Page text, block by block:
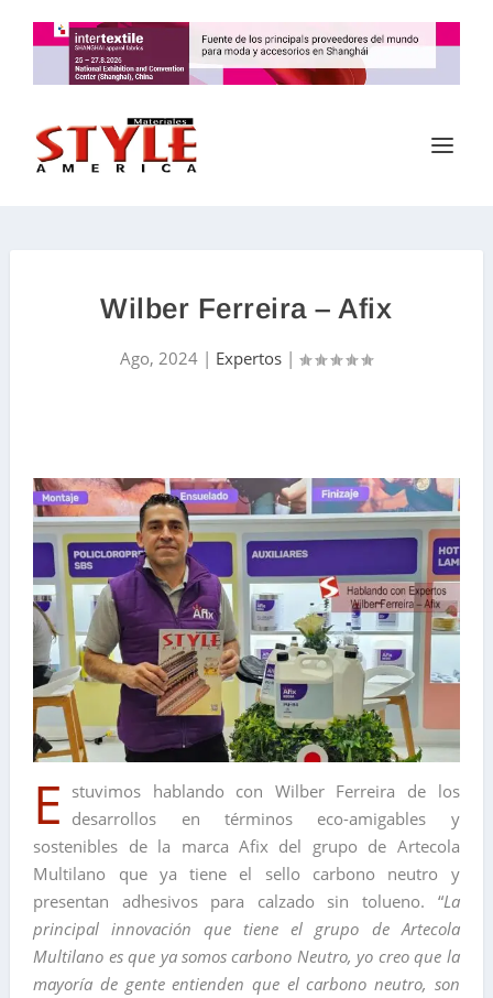
Wilber Ferreira – Afix
Ago, 2024 | Expertos |
E stuvimos hablando con Wilber Ferreira de los
desarrollos en términos eco-amigables y
sostenibles de la marca Afix del grupo de Artecola
Multilano que ya tiene el sello carbono neutro y
presentan adhesivos para calzado sin tolueno. “La
principal innovación que tiene el grupo de Artecola
Multilano es que ya somos carbono Neutro, yo creo que la
mayoría de gente entienden que el carbono neutro, son